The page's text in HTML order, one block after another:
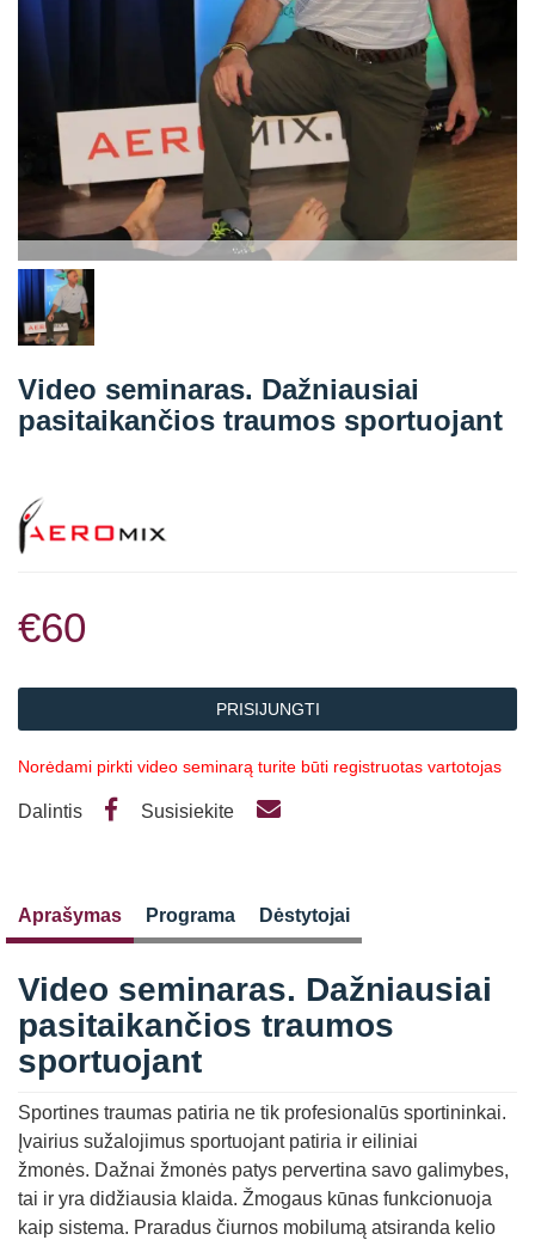
Straipsniai
Atsiliepimai
Kontaktai
Video seminaras. Dažniausiai
pasitaikančios traumos sportuojant
€60
PRISIJUNGTI
Norėdami pirkti video seminarą turite būti registruotas vartotojas
Dalintis Susisiekite
Aprašymas Programa Dėstytojai
Video seminaras. Dažniausiai
pasitaikančios traumos
sportuojant
Sportines traumas patiria ne tik profesionalūs sportininkai.
Įvairius sužalojimus sportuojant patiria ir eiliniai
žmonės. Dažnai žmonės patys pervertina savo galimybes,
tai ir yra didžiausia klaida. Žmogaus kūnas funkcionuoja
kaip sistema. Praradus čiurnos mobilumą atsiranda kelio